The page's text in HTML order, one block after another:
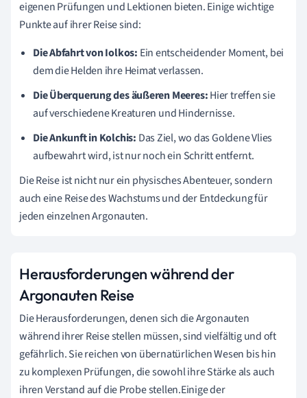
eigenen Prüfungen und Lektionen bieten. Einige wichtige
Punkte auf ihrer Reise sind:
Die Abfahrt von Iolkos: Ein entscheidender Moment, bei
dem die Helden ihre Heimat verlassen.
Die Überquerung des äußeren Meeres:Hier treffen sie
auf verschiedene Kreaturen und Hindernisse.
Die Ankunft in Kolchis: Das Ziel, wo das Goldene Vlies
aufbewahrt wird, ist nur noch ein Schritt entfernt.
Die Reise ist nicht nur ein physisches Abenteuer, sondern
auch eine Reise des Wachstums und der Entdeckung für
jeden einzelnen Argonauten.
Herausforderungen während der
Argonauten Reise
Die Herausforderungen, denen sich die Argonauten
während ihrer Reise stellen müssen, sind vielfältig und oft
gefährlich. Sie reichen von übernatürlichen Wesen bis hin
zu komplexen Prüfungen, die sowohl ihre Stärke als auch
ihren Verstand auf die Probe stellen.Einige der